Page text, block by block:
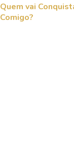
Quem vai
Comigo?